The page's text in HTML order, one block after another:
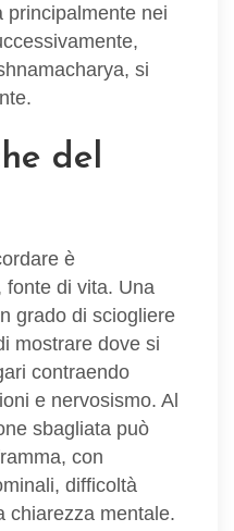
principalmente nei
si
del
è
fonte di vita. Una
grado di sciogliere
mostrare dove si
contraendo
e nervosismo. Al
sbagliata può
con
difficoltà
chiarezza mentale.